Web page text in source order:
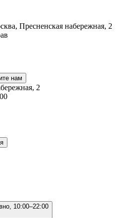
Пресненская набережная, 2
нам
2
10:00–22:00